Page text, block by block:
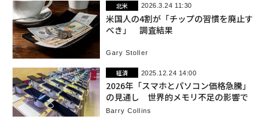
北米 2026.3.24 11:30
米国人の4割が「チップの習慣を廃止す
べき」 調査結果
Gary Stoller
経済 2025.12.24 14:00
2026年「スマホとパソコン価格急騰」
の見通し 世界的メモリ不足の影響で
Barry Collins